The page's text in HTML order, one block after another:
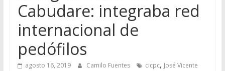
Cabudare: integraba red
internacional de
pedófilos
agosto 16, 2019 Camilo Fuentes cicpc, José Vicente